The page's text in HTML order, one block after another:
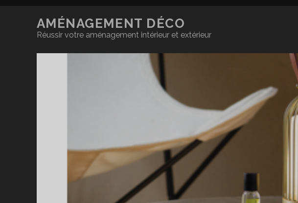
AMÉNAGEMENT DÉCO
Réussir votre aménagement intérieur et extérieur